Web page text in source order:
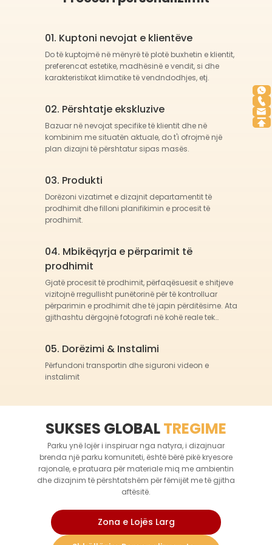
Slide" dhe seria "Ocean Combination
Slide" ofrojnë një varg rrëshqitorjesh
që i përshtaten fëmijëve të moshave
dhe aftësive të ndryshme, duke
merren me ushtrime fizike kur ngjiten,
rrëshqasin dhe eksplorojnë aspekte
të ndryshme të parkut. Kjo stimulon
zhvillimin e aftësive motorike të
të shëndetshëm dhe aktiv që nga
moshë e hershme.
4. Rritja kognitive dhe mësimi
jashtëm për fëmijë kontribuojnë
gjithashtu në zhvillimin kognitiv. Zonat
interactive të luajtjes që përfshijnë
zgjidhjen e problemeve, si seria
"Raketë Hapësinore" dhe "Parku
Tematik i Kurrizorit", ofrojnë fëmijëve
dhe krijimtarinë ndërkohë që mësojnë
përmes lojës. Këto struktura tematike
të luajtjes stimulojnë kuriozitetin dhe
mendojnë kritikisht dhe të
angazhohen në skena imaginative.
Duke interaguar me tema dhe
elemente të ndryshme loje, fëmijët
zhvillojnë aftësi për zgjidhjen e
problemeve dhe përmirësojnë
aftësitë e tyre kognitive. Kjo është
veçanërisht e dobishme për formimin
01. Kuptoni nevojat e klientëve
Do të kuptojmë në mënyrë të plotë buxhetin e klientit,
preferencat estetike, madhësinë e vendit, si dhe
karakteristikat klimatike të vendndodhjes, etj.
02. Përshtatje ekskluzive
Bazuar në nevojat specifike të klientit dhe në
kombinim me situatën aktuale, do t'i ofrojmë një
plan dizajni të përshtatur sipas masës.
03. Produkti
Dorëzoni vizatimet e dizajnit departamentit të
prodhimit dhe filloni planifikimin e procesit të
prodhimit.
04. Mbikëqyrja e përparimit të
prodhimit
Gjatë procesit të prodhimit, përfaqësuesit e shitjeve
vizitojnë rregullisht punëtorinë për të kontrolluar
përparimin e prodhimit dhe të japin përditësime. Ata
gjithashtu dërgojnë fotografi në kohë reale tek
05. Dorëzimi & Instalimi
Përfundoni transportin dhe siguroni videon e
instalimit
SUKSES GLOBALTREGIME
Parku ynë lojër i inspiruar nga natyra, i dizajnuar
brenda një parku komuniteti, është bërë pikë kryesore
rajonale, e pratuara për materiale miq me ambientin
dhe dizajnim të përshtatshëm për fëmijët me të gjitha
aftësitë.
Zona e Lojës Larg